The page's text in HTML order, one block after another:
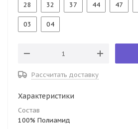
28 32 37 44 47
03 04
Рассчитать доставку
Характеристики
Состав
100% Полиамид